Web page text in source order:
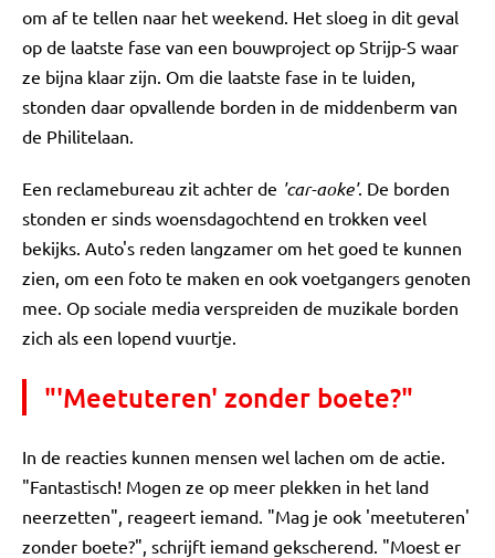
om af te tellen naar het weekend. Het sloeg in dit geval
op de laatste fase van een bouwproject op Strijp-S waar
ze bijna klaar zijn. Om die laatste fase in te luiden,
stonden daar opvallende borden in de middenberm van
de Philitelaan.
Een reclamebureau zit achter de 'car-aoke'. De borden
stonden er sinds woensdagochtend en trokken veel
bekijks. Auto's reden langzamer om het goed te kunnen
zien, om een foto te maken en ook voetgangers genoten
mee. Op sociale media verspreiden de muzikale borden
zich als een lopend vuurtje.
"'Meetuteren' zonder boete?"
In de reacties kunnen mensen wel lachen om de actie.
"Fantastisch! Mogen ze op meer plekken in het land
neerzetten", reageert iemand. "Mag je ook 'meetuteren'
zonder boete?", schrijft iemand gekscherend. "Moest er